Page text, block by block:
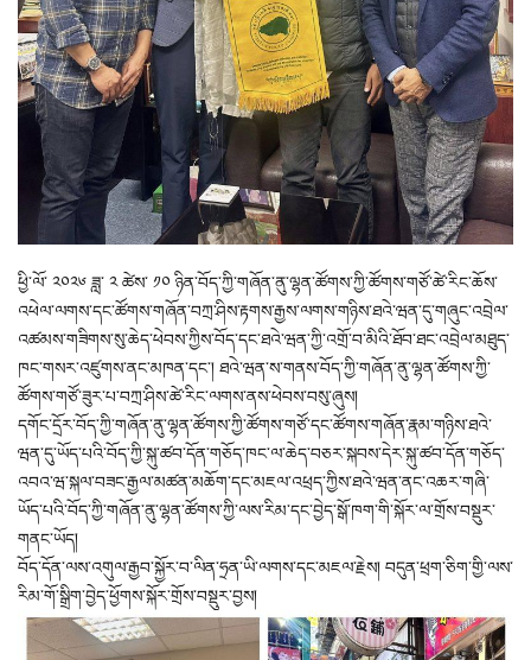
ཕྱི་ལོ་ ༢༠༢༦ ཟླ་ ༢ ཚེས་ ༡༠ ཉིན་བོད་ཀྱི་གཞོན་ནུ་ལྷན་ཚོགས་ཀྱི་ཚོགས་གཙོ་ཚེ་རིང་ཆོས་
འཕེལ་ལགས་དང་ཚོགས་གཞོན་བཀྲ་ཤིས་རྟགས་རྒྱས་ལགས་གཉིས་ཐའེ་ཝན་དུ་གཞུང་འབྲེལ་
འཚམས་གཟིགས་སུ་ཆེད་ཕེབས་ཀྱིས་བོད་དང་ཐའེ་ཝན་ཀྱི་འགྲོ་བ་མིའི་ཐོབ་ཐང་འབྲེལ་མཐུད་
ཁང་གསར་འཛུགས་ནང་མཁན་དང་། ཐའེ་ཝན་ས་གནས་བོད་ཀྱི་གཞོན་ནུ་ལྷན་ཚོགས་ཀྱི་
ཚོགས་གཙོ་ཟུར་པ་བཀྲ་ཤིས་ཚེ་རིང་ལགས་ནས་ཕེབས་བསུ་ཞུས།
དགོང་དྲོར་བོད་ཀྱི་གཞོན་ནུ་ལྷན་ཚོགས་ཀྱི་ཚོགས་གཙོ་དང་ཚོགས་གཞོན་རྣམ་གཉིས་ཐའེ་
ཝན་དུ་ཡོད་པའི་བོད་ཀྱི་སྐུ་ཚབ་དོན་གཅོད་ཁང་ལ་ཆེད་བཅར་སྐབས་དེར་སྐུ་ཚབ་དོན་གཅོད་
འབའ་ཝ་སྐལ་བཟང་རྒྱལ་མཚན་མཆོག་དང་མཇལ་འཕྲད་ཀྱིས་ཐའེ་ཝན་ནང་འཆར་གཞི་
ཡོད་པའི་བོད་ཀྱི་གཞོན་ནུ་ལྷན་ཚོགས་ཀྱི་ལས་རིམ་དང་བྱེད་སྒོ་ཁག་གི་སྐོར་ལ་གྲོས་བསྡུར་
གནང་ཡོད།
བོད་དོན་ལས་འགུལ་རྒྱབ་སྐྱོར་བ་ལིན་ཧྲན་ཡི་ལགས་དང་མཇལ་རྗེས། བདུན་ཕྲག་ཅིག་གྱི་ལས་
རིམ་གོ་སྒྲིག་བྱེད་ཕྱོགས་སྐོར་གྲོས་བསྡུར་བྱས།